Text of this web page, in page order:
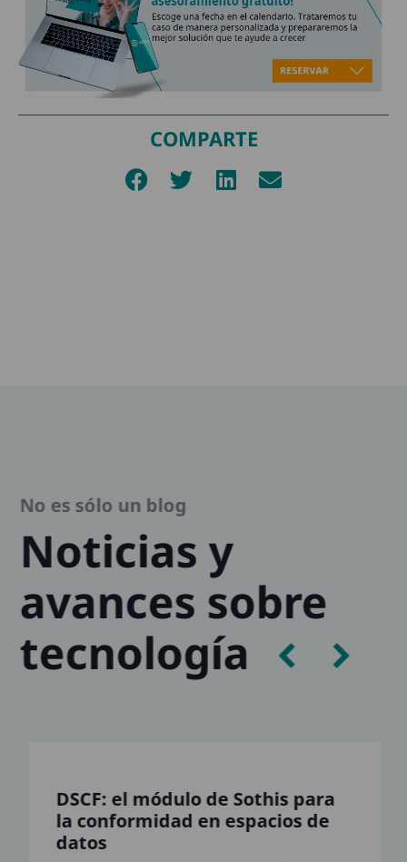
COMPARTE
No es sólo un blog
Noticias y
avances sobre
tecnología
DSCF: el módulo de Sothis para
la conformidad en espacios de
datos